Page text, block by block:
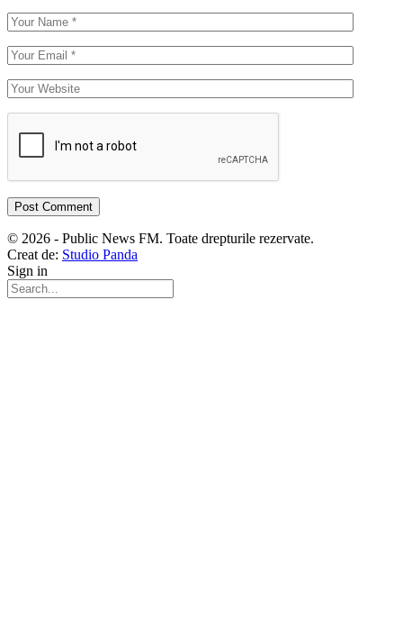
© 2026 - Public News FM. Toate drepturile rezervate.
Creat de: Studio Panda
Sign in